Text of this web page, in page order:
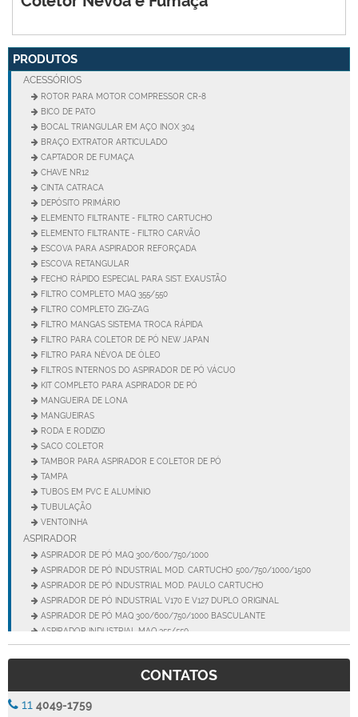
PRODUTOS
ACESSÓRIOS
ROTOR PARA MOTOR COMPRESSOR CR-8
BICO DE PATO
BOCAL TRIANGULAR EM AÇO INOX 304
BRAÇO EXTRATOR ARTICULADO
CAPTADOR DE FUMAÇA
CHAVE NR12
CINTA CATRACA
DEPÓSITO PRIMÁRIO
ELEMENTO FILTRANTE - FILTRO CARTUCHO
ELEMENTO FILTRANTE - FILTRO CARVÃO
ESCOVA PARA ASPIRADOR REFORÇADA
ESCOVA RETANGULAR
FECHO RÁPIDO ESPECIAL PARA SIST. EXAUSTÃO
FILTRO COMPLETO MAQ 355/550
FILTRO COMPLETO ZIG-ZAG
FILTRO MANGAS SISTEMA TROCA RÁPIDA
FILTRO PARA COLETOR DE PÓ NEW JAPAN
FILTRO PARA NÉVOA DE ÓLEO
FILTROS INTERNOS DO ASPIRADOR DE PÓ VÁCUO
KIT COMPLETO PARA ASPIRADOR DE PÓ
MANGUEIRA DE LONA
MANGUEIRAS
RODA E RODIZIO
SACO COLETOR
TAMBOR PARA ASPIRADOR E COLETOR DE PÓ
TAMPA
TUBOS EM PVC E ALUMÍNIO
TUBULAÇÃO
VENTOINHA
ASPIRADOR
ASPIRADOR DE PÓ MAQ 300/600/750/1000
ASPIRADOR DE PÓ INDUSTRIAL MOD. CARTUCHO 500/750/1000/1500
ASPIRADOR DE PÓ INDUSTRIAL MOD. PAULO CARTUCHO
ASPIRADOR DE PÓ INDUSTRIAL V170 E V127 DUPLO ORIGINAL
ASPIRADOR DE PÓ MAQ 300/600/750/1000 BASCULANTE
ASPIRADOR INDUSTRIAL MAQ 355/550
ASPIRADOR INDUSTRIAL MEGA 150
ASPIRADOR INDUSTRIAL MEGA 200
ASPIRADOR INDUSTRIAL MOD. PAULO
ASPIRADOR INDUSTRIAL MOD. PAULO SUPER
ASPIRADOR INDUSTRIAL SUPER 77
CONTATOS
11 4049-1759